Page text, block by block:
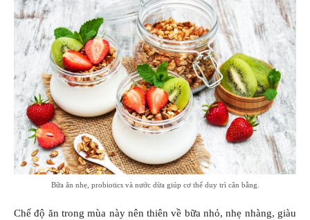
Bữa ăn nhẹ, probiotics và nước dừa giúp cơ thể duy trì cân bằng.
Chế độ ăn trong mùa này nên thiên về bữa nhỏ, nhẹ nhàng, giàu